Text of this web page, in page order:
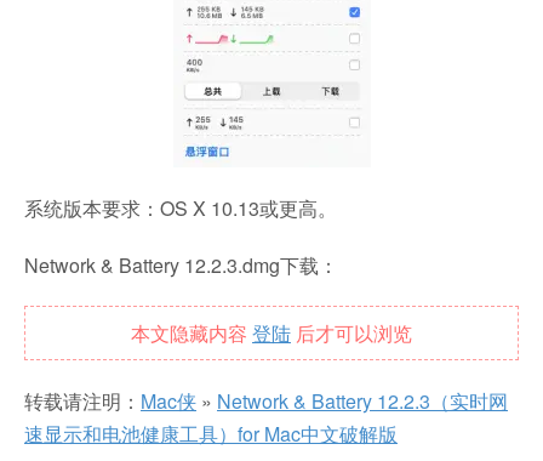
系统版本要求：OS X 10.13或更高。
Network & Battery 12.2.3.dmg下载：
本文隐藏内容 登陆 后才可以浏览
转载请注明： Mac侠 » Network & Battery 12.2.3（实时网
速显示和电池健康工具）for Mac中文破解版